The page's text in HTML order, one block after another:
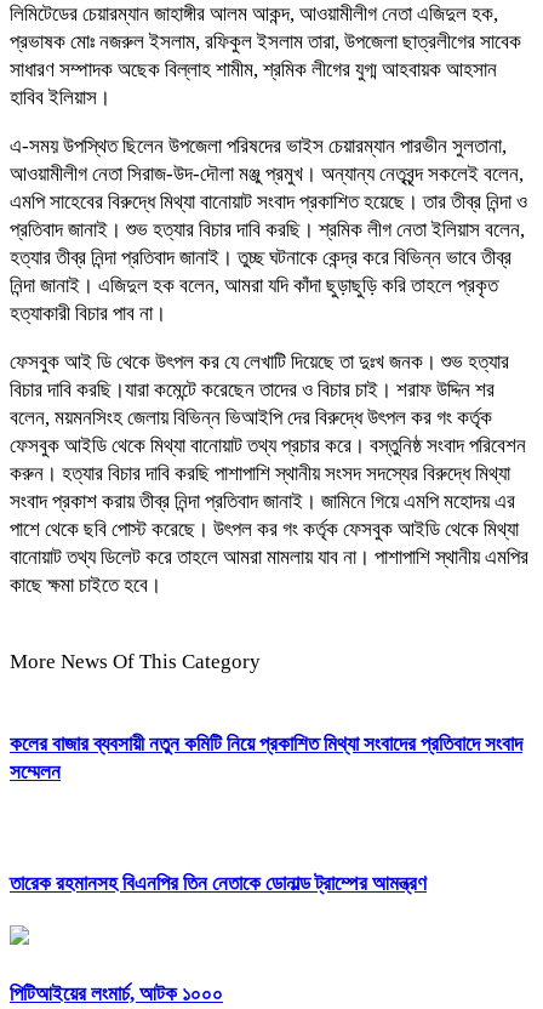
লিমিটেডের চেয়ারম্যান জাহাঙ্গীর আলম আকন্দ, আওয়ামীলীগ নেতা এজিদুল হক,
প্রভাষক মোঃ নজরুল ইসলাম, রফিকুল ইসলাম তারা, উপজেলা ছাত্রলীগের সাবেক
সাধারণ সম্পাদক অছেক বিল্লাহ শামীম, শ্রমিক লীগের যুগ্ম আহবায়ক আহসান
হাবিব ইলিয়াস।
এ-সময় উপস্থিত ছিলেন উপজেলা পরিষদের ভাইস চেয়ারম্যান পারভীন সুলতানা,
আওয়ামীলীগ নেতা সিরাজ-উদ-দৌলা মঞ্জু প্রমুখ। অন্যান্য নেতৃবৃন্দ সকলেই বলেন,
এমপি সাহেবের বিরুদ্ধে মিথ্যা বানোয়াট সংবাদ প্রকাশিত হয়েছে। তার তীব্র নিন্দা ও
প্রতিবাদ জানাই। শুভ হত্যার বিচার দাবি করছি। শ্রমিক লীগ নেতা ইলিয়াস বলেন,
হত্যার তীব্র নিন্দা প্রতিবাদ জানাই। তুচ্ছ ঘটনাকে কেন্দ্র করে বিভিন্ন ভাবে তীব্র
নিন্দা জানাই। এজিদুল হক বলেন, আমরা যদি কাঁদা ছুড়াছুড়ি করি তাহলে প্রকৃত
হত্যাকারী বিচার পাব না।
ফেসবুক আই ডি থেকে উৎপল কর যে লেখাটি দিয়েছে তা দুঃখ জনক। শুভ হত্যার
বিচার দাবি করছি।যারা কমেন্টে করেছেন তাদের ও বিচার চাই। শরাফ উদ্দিন শর
বলেন, ময়মনসিংহ জেলায় বিভিন্ন ভিআইপি দের বিরুদ্ধে উৎপল কর গং কর্তৃক
ফেসবুক আইডি থেকে মিথ্যা বানোয়াট তথ্য প্রচার করে। বস্তুনিষ্ঠ সংবাদ পরিবেশন
করুন। হত্যার বিচার দাবি করছি পাশাপাশি স্থানীয় সংসদ সদস্যের বিরুদ্ধে মিথ্যা
সংবাদ প্রকাশ করায় তীব্র নিন্দা প্রতিবাদ জানাই। জামিনে গিয়ে এমপি মহোদয় এর
পাশে থেকে ছবি পোস্ট করেছে। উৎপল কর গং কর্তৃক ফেসবুক আইডি থেকে মিথ্যা
বানোয়াট তথ্য ডিলেট করে তাহলে আমরা মামলায় যাব না। পাশাপাশি স্থানীয় এমপির
কাছে ক্ষমা চাইতে হবে।
More News Of This Category
কলের বাজার ব্যবসায়ী নতুন কমিটি নিয়ে প্রকাশিত মিথ্যা সংবাদের প্রতিবাদে সংবাদ
সম্মেলন
তারেক রহমানসহ বিএনপির তিন নেতাকে ডোনাল্ড ট্রাম্পের আমন্ত্রণ
পিটিআইয়ের লংমার্চ, আটক ১০০০